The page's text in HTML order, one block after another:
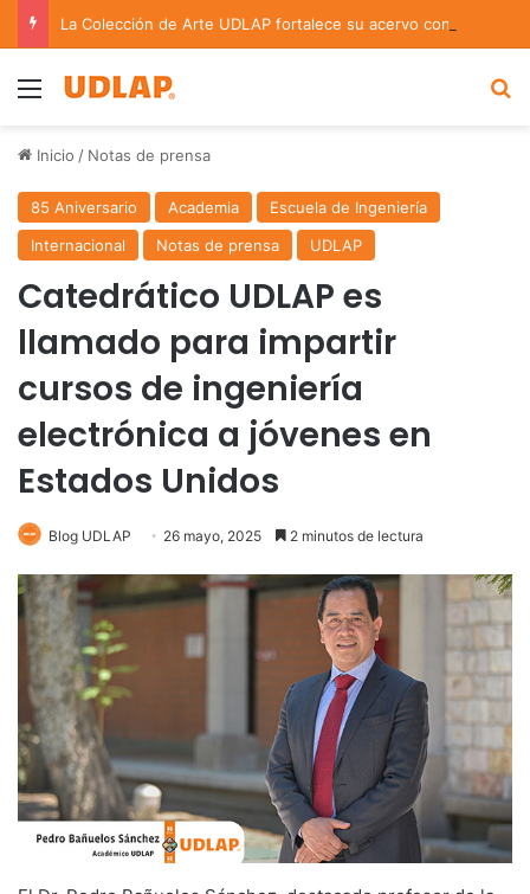
Menu
Inicio / Notas de prensa
85 Aniversario Academia
Escuela de Ingeniería
Internacional
Notas de prensa UDLAP
Catedrático UDLAP es
llamado para impartir
cursos de ingeniería
electrónica a jóvenes en
Estados Unidos
Blog UDLAP 26 mayo, 2025 2 minutos de lectura